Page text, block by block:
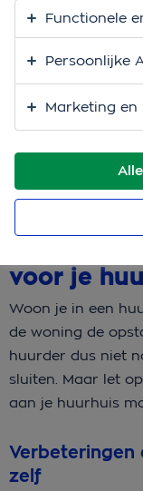
dekt schade aan
Goed nieuws: dat
namelijk
een nieuwe
inloopdouche,
klinkt misschien
We leggen uit hoe
Moet je
voor je
Woon je in een
de woning de
huurder dus niet
sluiten. Maar let
aan je huurhuis
Verbeteringen
zelf
Functionele
Persoonlijke
Marketing en